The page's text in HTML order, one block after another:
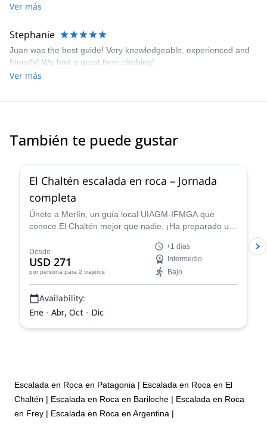
Ver más
Stephanie
Juan was the best guide! Very knowledgeable, experienced and
friendly! We had a great time climbing!
Ver más
También te puede gustar
El Chaltén escalada en roca – Jornada
completa
Únete a Merlín, un guía local UIAGM-IFMGA que
conoce El Chaltén mejor que nadie. ¡Ha preparado un
tu nivel!
Desde
USD 271
por persona para 2 viajeros
+1 días
Intermedio
Bajo
Availability:
Ene - Abr, Oct - Dic
Escalada en Roca en Patagonia | Escalada en Roca en El
Chaltén | Escalada en Roca en Bariloche | Escalada en Roca
en Frey | Escalada en Roca en Argentina |